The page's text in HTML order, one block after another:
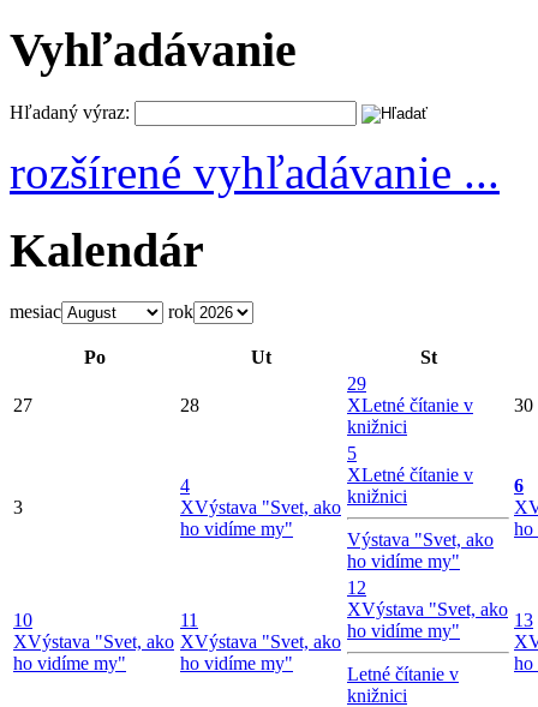
Vyhľadávanie
Hľadaný výraz:
rozšírené vyhľadávanie ...
Kalendár
mesiac rok
Po Ut St
27 28
29
XLetné čítanie v
knižnici
30
3
4
XVýstava "Svet, ako
ho vidíme my"
5
XLetné čítanie v
knižnici
Výstava "Svet, ako
ho vidíme my"
6
X
ho
10
XVýstava "Svet, ako
ho vidíme my"
11
XVýstava "Svet, ako
ho vidíme my"
12
XVýstava "Svet, ako
ho vidíme my"
Letné čítanie v
knižnici
13
X
ho